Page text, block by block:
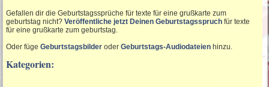
Gefallen dir die Geburtstagssprüche für texte für eine grußkarte zum
geburtstag nicht?Veröffentliche jetzt Deinen Geburtstagsspruch für texte
für eine grußkarte zum geburtstag.
Oder fügeGeburtstagsbilder oderGeburtstags-Audiodateien hinzu.
Kategorien: